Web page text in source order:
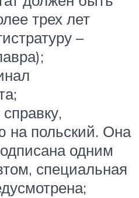
трех лет
–
на польский. Она
одним
специальная